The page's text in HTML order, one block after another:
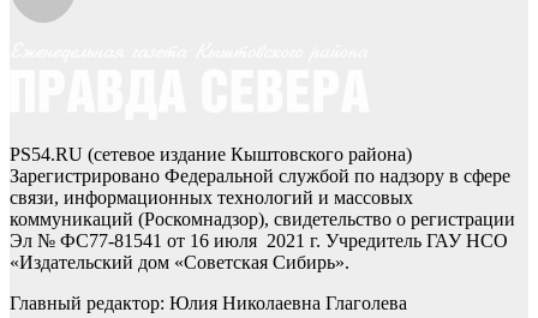
PS54.RU (сетевое издание Кыштовского района)
Зарегистрировано Федеральной службой по надзору в сфере
связи, информационных технологий и массовых
коммуникаций (Роскомнадзор), свидетельство о регистрации
Эл № ФС77-81541 от 16 июля 2021 г. Учредитель ГАУ НСО
«Издательский дом «Советская Сибирь».
Главный редактор: Юлия Николаевна Глаголева